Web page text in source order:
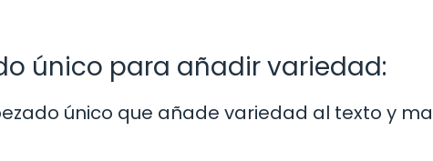
único para añadir variedad:
único que añade variedad al texto y